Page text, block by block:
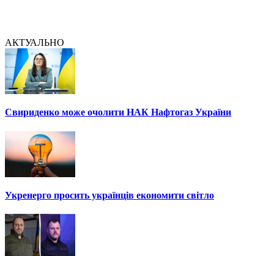
АКТУАЛЬНО
Свириденко може очолити НАК Нафтогаз України
Укренерго просить українців економити світло